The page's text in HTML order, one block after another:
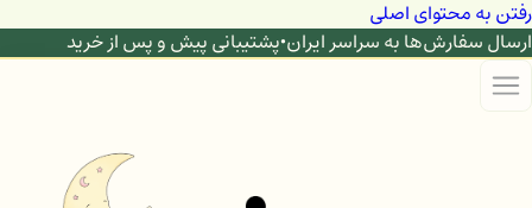
رفتن به محتوای اصلی
ارسال سفارش‌ها به سراسر ایران•پشتیبانی پیش و پس از خرید